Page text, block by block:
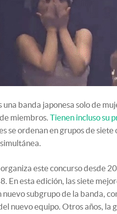
banda japonesa solo de
miembros. Tienen incluso su
se ordenan en grupos de
este concurso desde
En esta edición, las siete
subgrupo de la banda,
nuevo equipo. Otros años, la